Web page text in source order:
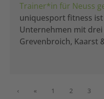
Trainer*in für Neuss
uniquesport fitness
Unternehmen mit
Grevenbroich, Kaarst
‹ « 1 2 3